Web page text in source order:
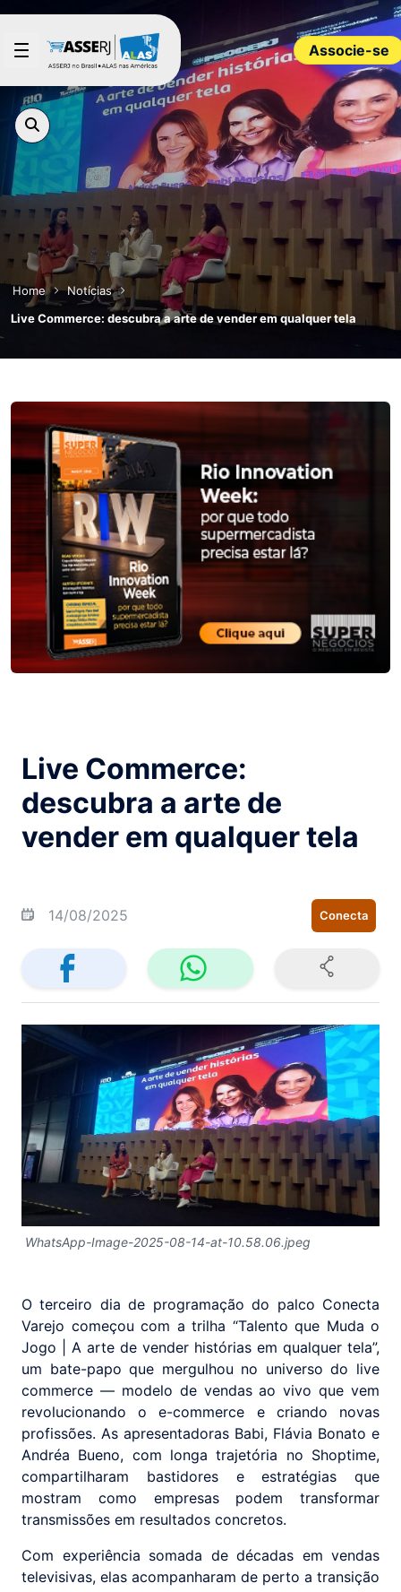
Pular para o Conteúdo principal
Associe-se
Home
Notícias
Live Commerce: descubra a arte de vender em qualquer tela
Live Commerce:
descubra a arte de
vender em qualquer tela
14/08/2025 Conecta
WhatsApp-Image-2025-08-14-at-10.58.06.jpeg
O terceiro dia de programação do palco Conecta
Varejo começou com a trilha “Talento que Muda o
Jogo | A arte de vender histórias em qualquer tela”,
um bate-papo que mergulhou no universo do live
commerce — modelo de vendas ao vivo que vem
revolucionando o e-commerce e criando novas
profissões. As apresentadoras Babi, Flávia Bonato e
Andréa Bueno, com longa trajetória no Shoptime,
compartilharam bastidores e estratégias que
mostram como empresas podem transformar
transmissões em resultados concretos.
Com experiência somada de décadas em vendas
televisivas, elas acompanharam de perto a transição